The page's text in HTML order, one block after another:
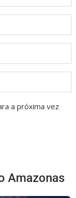
a próxima vez
Amazonas